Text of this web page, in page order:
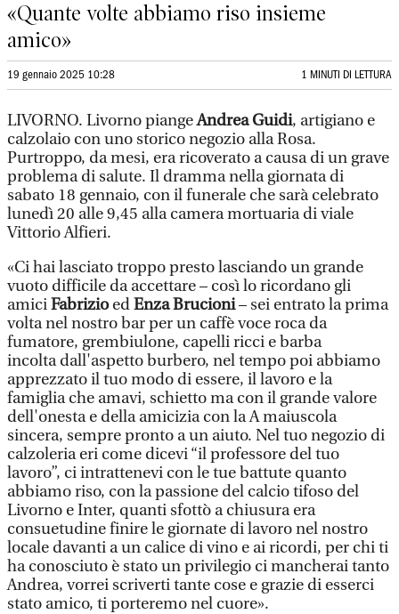
«Quante volte abbiamo riso insieme
amico»
19 gennaio 2025 10:28 1 MINUTI DI LETTURA
LIVORNO. Livorno piangeAndrea Guidi, artigiano e
calzolaio con uno storico negozio alla Rosa.
Purtroppo, da mesi, era ricoverato a causa di un grave
problema di salute. Il dramma nella giornata di
sabato 18 gennaio, con il funerale che sarà celebrato
lunedì 20 alle 9,45 alla camera mortuaria di viale
Vittorio Alfieri.
«Ci hai lasciato troppo presto lasciando un grande
vuoto difficile da accettare – così lo ricordano gli
amiciFabrizioedEnza Brucioni– sei entrato la prima
volta nel nostro bar per un caffè voce roca da
fumatore, grembiulone, capelli ricci e barba
incolta dall'aspetto burbero, nel tempo poi abbiamo
apprezzato il tuo modo di essere, il lavoro e la
famiglia che amavi, schietto ma con il grande valore
dell'onesta e della amicizia con la A maiuscola
sincera, sempre pronto a un aiuto. Nel tuo negozio di
calzoleria eri come dicevi “il professore del tuo
lavoro”, ci intrattenevi con le tue battute quanto
abbiamo riso, con la passione del calcio tifoso del
Livorno e Inter, quanti sfottò a chiusura era
consuetudine finire le giornate di lavoro nel nostro
locale davanti a un calice di vino e ai ricordi, per chi ti
ha conosciuto è stato un privilegio ci mancherai tanto
Andrea, vorrei scriverti tante cose e grazie di esserci
stato amico, ti porteremo nel cuore».